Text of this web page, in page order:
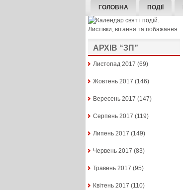
ГОЛОВНА ПОДІЇ
АРХІВ “ЗП”
Листопад 2017 (69)
Жовтень 2017 (146)
Вересень 2017 (147)
Серпень 2017 (119)
Липень 2017 (149)
Червень 2017 (83)
Травень 2017 (95)
Квітень 2017 (110)